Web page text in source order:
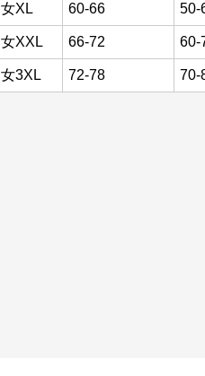
女XL 60-66 50-
女XXL 66-72 60-
女3XL 72-78 70-